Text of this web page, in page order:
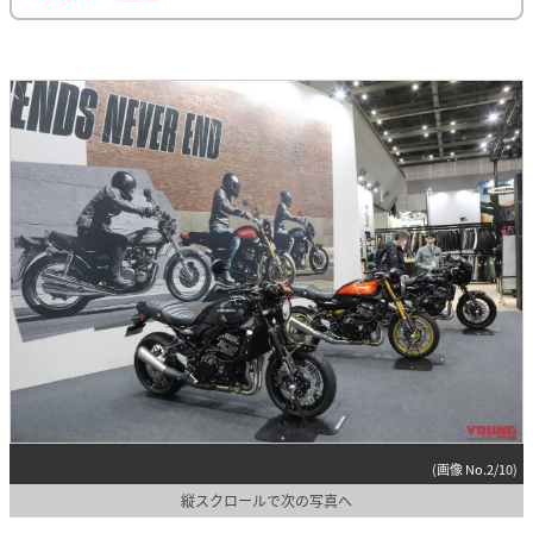
(画像 No.2/10)
縦スクロールで次の写真へ